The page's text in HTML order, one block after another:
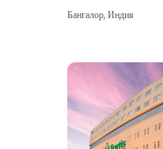
Бангалор,Индия